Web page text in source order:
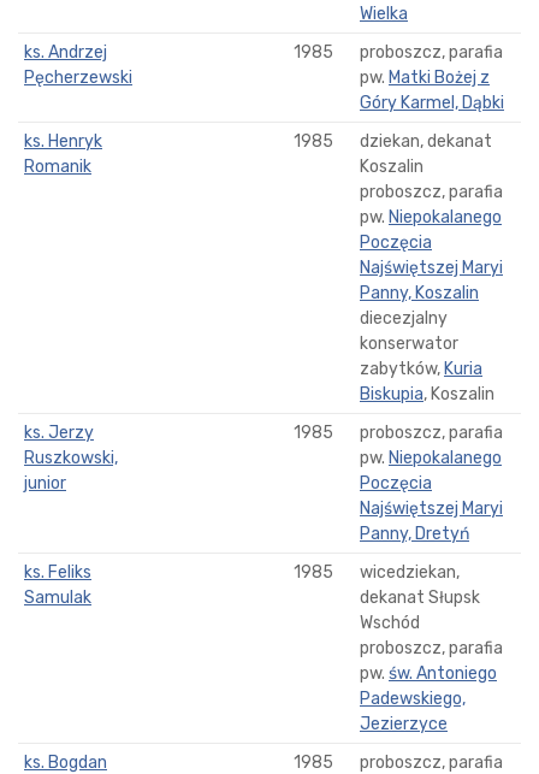
Wielka
ks. Andrzej
Pęcherzewski
1985
proboszcz, parafia
pw. Matki Bożej z
Góry Karmel, Dąbki
ks. Henryk
Romanik
1985
dziekan, dekanat
Koszalin
proboszcz, parafia
pw. Niepokalanego
Poczęcia
Najświętszej Maryi
Panny, Koszalin
diecezjalny
konserwator
zabytków, Kuria
Biskupia, Koszalin
ks. Jerzy
Ruszkowski,
junior
1985
proboszcz, parafia
pw. Niepokalanego
Poczęcia
Najświętszej Maryi
Panny, Dretyń
ks. Feliks
Samulak
1985
wicedziekan,
dekanat Słupsk
Wschód
proboszcz, parafia
pw. św. Antoniego
Padewskiego,
Jezierzyce
ks. Bogdan
1985
proboszcz, parafia